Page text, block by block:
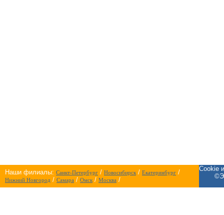
Наши филиалы: Санкт-Петербург / Новосибирск/ Екатеринбург /
Нижний Новгород / Самара / Омск/ Москва /
Cookie